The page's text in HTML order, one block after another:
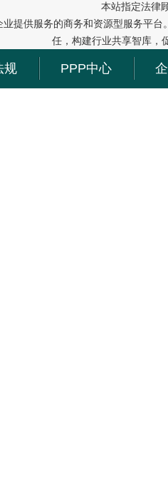
本站指定法律
提供服务的商务和资源型服务平
任，构建行业共享智库，
规 PPP中心